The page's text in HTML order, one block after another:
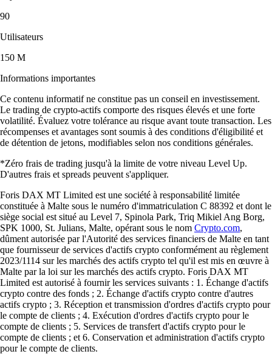
90
Utilisateurs
150 M
Informations importantes
Ce contenu informatif ne constitue pas un conseil en investissement.
Le trading de crypto-actifs comporte des risques élevés et une forte
volatilité. Évaluez votre tolérance au risque avant toute transaction. Les
récompenses et avantages sont soumis à des conditions d'éligibilité et
de détention de jetons, modifiables selon nos conditions générales.
*Zéro frais de trading jusqu'à la limite de votre niveau Level Up.
D'autres frais et spreads peuvent s'appliquer.
Foris DAX MT Limited est une société à responsabilité limitée
constituée à Malte sous le numéro d'immatriculation C 88392 et dont le
siège social est situé au Level 7, Spinola Park, Triq Mikiel Ang Borg,
SPK 1000, St. Julians, Malte, opérant sous le nom Crypto.com,
dûment autorisée par l'Autorité des services financiers de Malte en tant
que fournisseur de services d'actifs crypto conformément au règlement
2023/1114 sur les marchés des actifs crypto tel qu'il est mis en œuvre à
Malte par la loi sur les marchés des actifs crypto. Foris DAX MT
Limited est autorisé à fournir les services suivants : 1. Échange d'actifs
crypto contre des fonds ; 2. Échange d'actifs crypto contre d'autres
actifs crypto ; 3. Réception et transmission d'ordres d'actifs crypto pour
le compte de clients ; 4. Exécution d'ordres d'actifs crypto pour le
compte de clients ; 5. Services de transfert d'actifs crypto pour le
compte de clients ; et 6. Conservation et administration d'actifs crypto
pour le compte de clients.